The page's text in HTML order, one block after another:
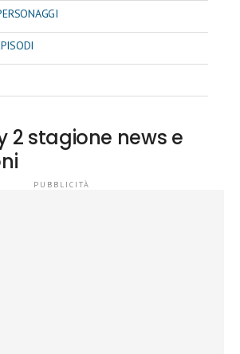
2 stagione news e